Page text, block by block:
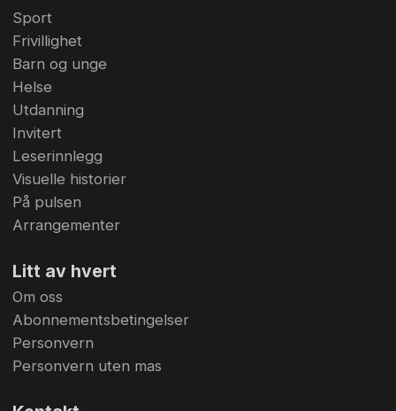
Sport
Frivillighet
Barn og unge
Helse
Utdanning
Invitert
Leserinnlegg
Visuelle historier
På pulsen
Arrangementer
Litt av hvert
Om oss
Abonnementsbetingelser
Personvern
Personvern uten mas